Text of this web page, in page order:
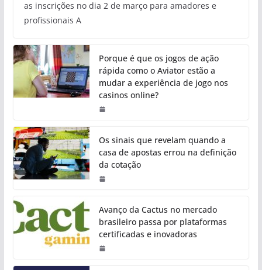
as inscrições no dia 2 de março para amadores e
profissionais A
Porque é que os jogos de ação
rápida como o Aviator estão a
mudar a experiência de jogo nos
casinos online?
Os sinais que revelam quando a
casa de apostas errou na definição
da cotação
Avanço da Cactus no mercado
brasileiro passa por plataformas
certificadas e inovadoras